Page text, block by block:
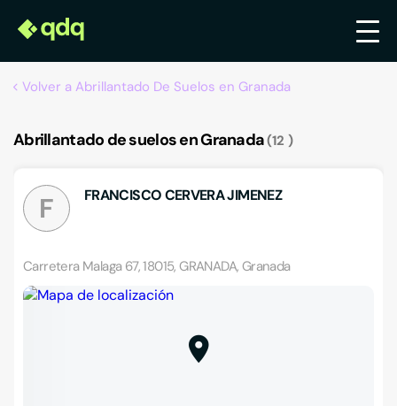
Volver a Abrillantado De Suelos en Granada
Abrillantado de suelos en Granada 12
F FRANCISCO CERVERA JIMENEZ
Carretera Malaga 67, 18015, GRANADA, Granada